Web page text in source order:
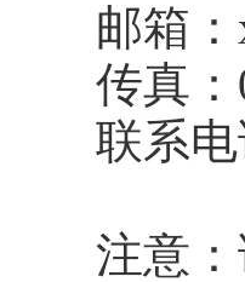
邮箱
传真：
联系电
注意